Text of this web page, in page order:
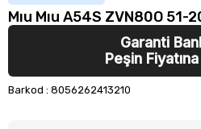
Mıu Mıu A54S ZVN80O 51-
Garanti
Peşin
Barkod : 8056262413210